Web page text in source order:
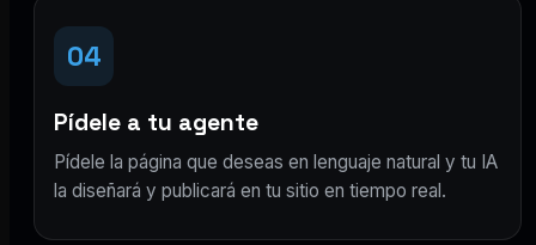
04
Pídele a tu agente
Pídele la página que deseas en lenguaje natural y tu IA
la diseñará y publicará en tu sitio en tiempo real.